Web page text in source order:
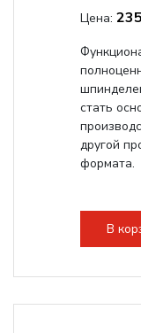
Цена:
стать
другой
формата.
В